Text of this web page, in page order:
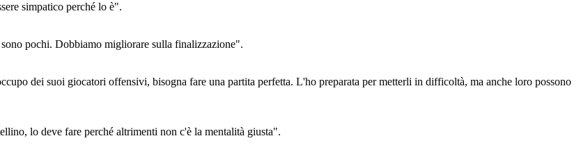
simpatico perché lo è".
pochi. Dobbiamo migliorare sulla finalizzazione".
dei suoi giocatori offensivi, bisogna fare una partita perfetta. L'ho preparata per metterli in difficoltà, ma anche loro possono
lo deve fare perché altrimenti non c'è la mentalità giusta".